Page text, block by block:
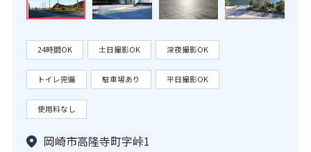
24時間OK 土日撮影OK 深夜撮影OK
トイレ完備 駐車場あり 平日撮影OK
使用料なし
岡崎市高隆寺町字峠1